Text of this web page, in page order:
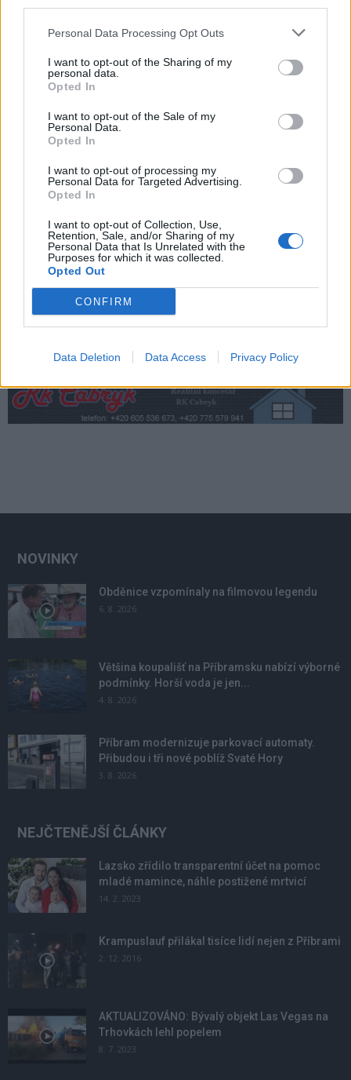
Personal Data Processing Opt Outs
I want to opt-out of the Sharing of my
personal data.
Opted In
I want to opt-out of the Sale of my
Personal Data.
Opted In
I want to opt-out of processing my
Personal Data for Targeted Advertising.
Opted In
I want to opt-out of Collection, Use,
Retention, Sale, and/or Sharing of my
Personal Data that Is Unrelated with the
Purposes for which it was collected.
Opted Out
CONFIRM
Data Deletion Data Access Privacy Policy
Zpravodajství
Většina koupališť na Příbramsku nabízí
Živohošti
Zpravodajství
Příbram modernizuje parkovací automaty.
Přibudou i tři nové poblíž Svaté Hory
Zpravodajství
Středočeský kraj upravil pravidla soutěže.
Obce nově získají body i za předcházení
vzniku odpadu
NOVINKY
Obděnice vzpomínaly na filmovou legendu
6. 8. 2026
Většina koupališť na Příbramsku nabízí výborné
podmínky. Horší voda je jen...
4. 8. 2026
Příbram modernizuje parkovací automaty.
Přibudou i tři nové poblíž Svaté Hory
3. 8. 2026
NEJČTENĚJŠÍ ČLÁNKY
Lazsko zřídilo transparentní účet na pomoc
mladé mamince, náhle postižené mrtvicí
14. 2. 2023
Krampuslauf přilákal tisíce lidí nejen z Příbrami
2. 12. 2016
AKTUALIZOVÁNO: Bývalý objekt Las Vegas na
Trhovkách lehl popelem
8. 7. 2023